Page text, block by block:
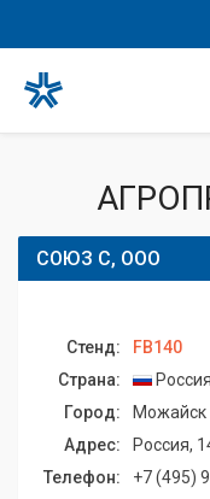
СОЮЗ С, ООО
Стенд:
FB140
Страна:
Россия
Город:
Можайск
Адрес:
Россия,
Телефон:
+7 (495)